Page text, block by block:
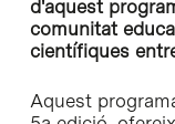
d'aquest
comunitat
científiques
Aquest